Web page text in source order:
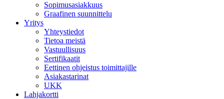
Sopimusasiakkuus
Graafinen suunnittelu
Yritys
Yhteystiedot
Tietoa meistä
Vastuullisuus
Sertifikaatit
Eettinen ohjeistus toimittajille
Asiakastarinat
UKK
Lahjakortti